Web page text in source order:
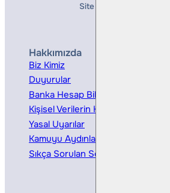
Site Creation &
Hakkımızda
Biz Kimiz
Duyurular
Banka Hesap Bilgileri
Kişisel Verilerin Korunması
Yasal Uyarılar
Kamuyu Aydınlatma
Sıkça Sorulan Sorular